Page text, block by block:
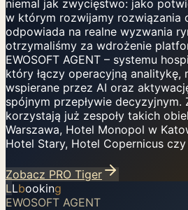
niemal jak zwycięstwo: jako
w którym rozwijamy rozwiązania
odpowiada na realne wyzwania
otrzymaliśmy za wdrożenie
EWOSOFT AGENT – systemu
który łączy operacyjną analitykę,
wspierane przez AI oraz
spójnym przepływie decyzyjnym.
korzystają już zespoły takich
Warszawa, Hotel Monopol w
Hotel Stary, Hotel Copernicus
Zobacz PRO Tiger
LLbooking
EWOSOFT AGENT